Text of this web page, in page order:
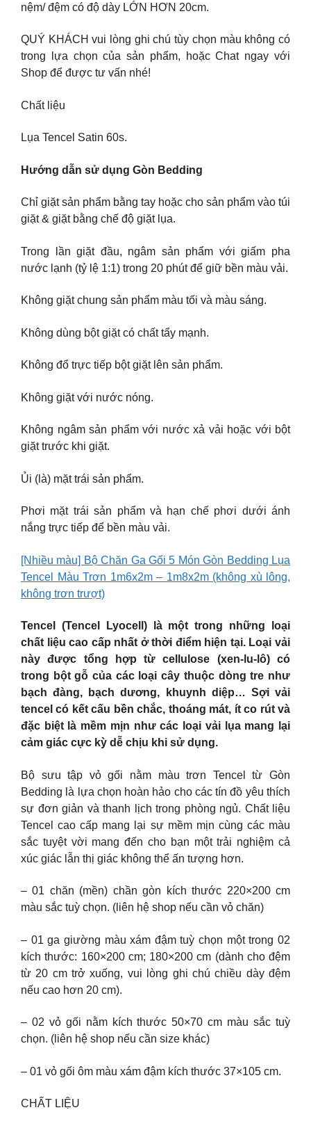
nệm/ đệm có độ dày LỚN HƠN 20cm.
QUÝ KHÁCH vui lòng ghi chú tùy chọn màu không có
trong lựa chọn của sản phẩm, hoặc Chat ngay với
Shop để được tư vấn nhé!
Chất liệu
Lụa Tencel Satin 60s.
Hướng dẫn sử dụng Gòn Bedding
Chỉ giặt sản phẩm bằng tay hoặc cho sản phẩm vào túi
giặt & giặt bằng chế độ giặt lụa.
Trong lần giặt đầu, ngâm sản phẩm với giấm pha
nước lạnh (tỷ lệ 1:1) trong 20 phút để giữ bền màu vải.
Không giặt chung sản phẩm màu tối và màu sáng.
Không dùng bột giặt có chất tẩy mạnh.
Không đổ trực tiếp bột giặt lên sản phẩm.
Không giặt với nước nóng.
Không ngâm sản phẩm với nước xả vải hoặc với bột
giặt trước khi giặt.
Ủi (là) mặt trái sản phẩm.
Phơi mặt trái sản phẩm và hạn chế phơi dưới ánh
nắng trực tiếp để bền màu vải.
[Nhiều màu] Bộ Chăn Ga Gối 5 Món Gòn Bedding Lụa
Tencel Màu Trơn 1m6x2m – 1m8x2m (không xù lông,
không trơn trượt)
Tencel (Tencel Lyocell) là một trong những loại
chất liệu cao cấp nhất ở thời điểm hiện tại. Loại vải
này được tổng hợp từ cellulose (xen-lu-lô) có
trong bột gỗ của các loại cây thuộc dòng tre như
bạch đàng, bạch dương, khuynh diệp… Sợi vải
tencel có kết cấu bền chắc, thoáng mát, ít co rút và
đặc biệt là mềm mịn như các loại vải lụa mang lại
cảm giác cực kỳ dễ chịu khi sử dụng.
Bộ sưu tập vỏ gối nằm màu trơn Tencel từ Gòn
Bedding là lựa chọn hoàn hảo cho các tín đồ yêu thích
sự đơn giản và thanh lịch trong phòng ngủ. Chất liệu
Tencel cao cấp mang lại sự mềm mịn cùng các màu
sắc tuyệt vời mang đến cho bạn một trải nghiệm cả
xúc giác lẫn thị giác không thể ấn tượng hơn.
– 01 chăn (mền) chần gòn kích thước 220×200 cm
màu sắc tuỳ chọn. (liên hệ shop nếu cần vỏ chăn)
– 01 ga giường màu xám đậm tuỳ chọn một trong 02
kích thước: 160×200 cm; 180×200 cm (dành cho đệm
từ 20 cm trở xuống, vui lòng ghi chú chiều dày đệm
nếu cao hơn 20 cm).
– 02 vỏ gối nằm kích thước 50×70 cm màu sắc tuỳ
chọn. (liên hệ shop nếu cần size khác)
– 01 vỏ gối ôm màu xám đậm kích thước 37×105 cm.
CHẤT LIỆU